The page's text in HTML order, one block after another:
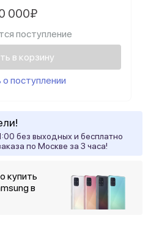
000₽
поступление
в корзину
поступлении
без выходных и бесплатно
по Москве за 3 часа!
купить
в